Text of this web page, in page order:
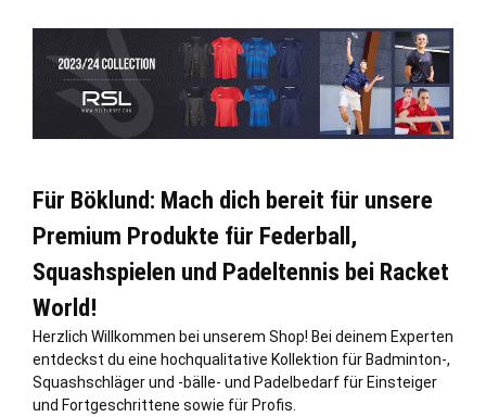
Für Böklund: Mach dich bereit für unsere
Premium Produkte für Federball,
Squashspielen und Padeltennis bei Racket
World!
Herzlich Willkommen bei unserem Shop! Bei deinem Experten
entdeckst du eine hochqualitative Kollektion für Badminton-,
Squashschläger und -bälle- und Padelbedarf für Einsteiger
und Fortgeschrittene sowie für Profis.